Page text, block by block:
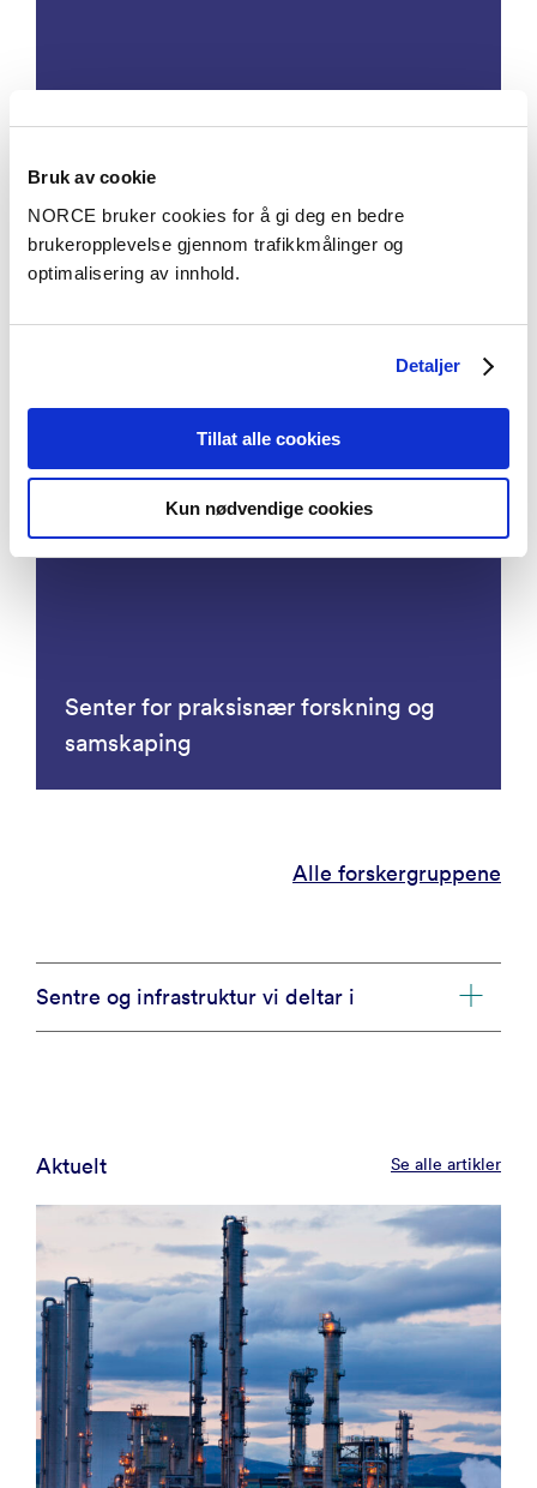
Bruk av cookie
NORCE bruker cookies for å gi deg en bedre
brukeropplevelse gjennom trafikkmålinger og
optimalisering av innhold.
Detaljer
Tillat alle cookies
Kun nødvendige cookies
Omstilling i offentlig sektor
Senter for Modeling Social Systems
Senter for praksisnær forskning og
samskaping
Alle forskergruppene
Sentre og infrastruktur vi deltar i
Aktuelt Se alle artikler